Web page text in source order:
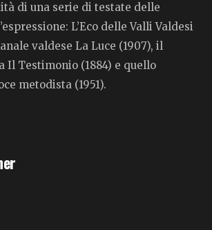
di una serie di testate delle
L’Eco delle Valli Valdesi
valdese La Luce (1907), il
Il Testimonio (1884) e quello
metodista (1951).